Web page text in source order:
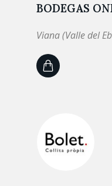
BODEGAS
Viana (Valle del